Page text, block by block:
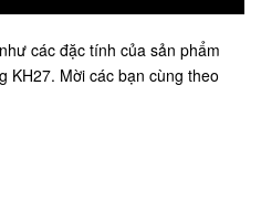
các đặc tính của sản phẩm
KH27. Mời các bạn cùng theo